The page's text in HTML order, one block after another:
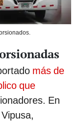
más de
que
En